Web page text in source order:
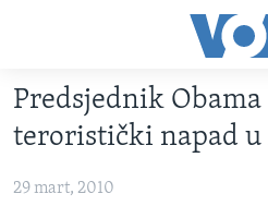
glavni
sadržaj
na
TV PROGRAM
FOTOGRAFIJE DANA
Predsjednik Obama
teroristički napad u
29 mart, 2010